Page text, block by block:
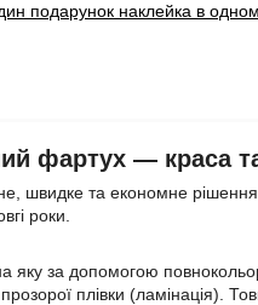
подарунок наклейка в
фартух — краса
швидке та економне рішення
роки.
яку за допомогою
плівки (ламінація).